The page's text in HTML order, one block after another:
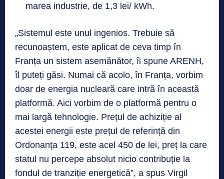
marea industrie, de 1,3 lei/ kWh.
„Sistemul este unul ingenios. Trebuie să
recunoaștem, este aplicat de ceva timp în
Franța un sistem asemănător, îi spune ARENH,
îl puteți găsi. Numai că acolo, în Franța, vorbim
doar de energia nucleară care intră în această
platformă. Aici vorbim de o platformă pentru o
mai largă tehnologie. Prețul de achiziție al
acestei energii este prețul de referință din
Ordonanța 119, este acel 450 de lei, preț la care
statul nu percepe absolut nicio contribuție la
fondul de tranziție energetică”, a spus Virgil